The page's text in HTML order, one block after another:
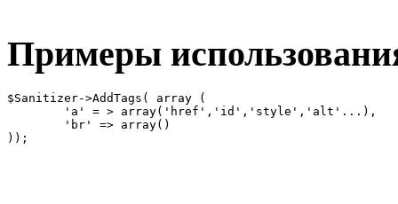
Примеры
$Sanitizer->AddTags( array (
));